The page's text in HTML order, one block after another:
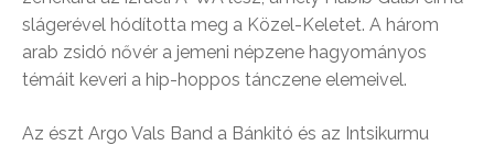
slágerével hódította meg a Közel-Keletet. A három
arab zsidó nővér a jemeni népzene hagyományos
témáit keveri a hip-hoppos tánczene elemeivel.
Az észt Argo Vals Band a Bánkitó és az Intsikurmu